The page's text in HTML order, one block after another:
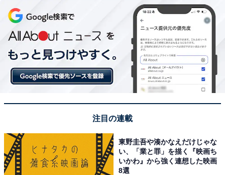
Yogibo Max（出典：Amazon）
一般的なソファを置くとかなりスペースを取って狭くな
ってしまう…という悩みを持つ人におすすめしたいのが
Yogibo Max。横に倒せばソファに、立てれば椅子代わり
にと用途が広いので、リビングはもちろん個室でも使い
やすいのが魅力です。平らに広げると小さめのベッド程
豊富なのでインテリアに合わせて選べます。
注目の連載
東野圭吾や湊かなえだけじゃな
い、「業と罪」を描く『映画ち
いかわ』から強く連想した映画
8選